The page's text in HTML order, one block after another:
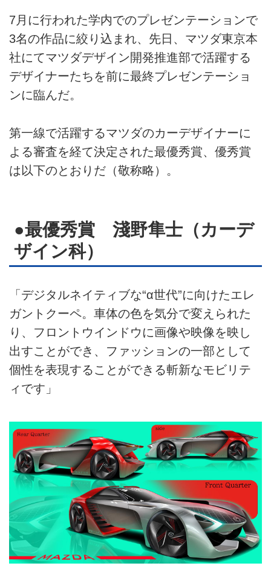
7月に行われた学内でのプレゼンテーションで
3名の作品に絞り込まれ、先日、マツダ東京本
社にてマツダデザイン開発推進部で活躍する
デザイナーたちを前に最終プレゼンテーショ
ンに臨んだ。
第一線で活躍するマツダのカーデザイナーに
よる審査を経て決定された最優秀賞、優秀賞
は以下のとおりだ（敬称略）。
●最優秀賞 淺野隼士（カーデ
ザイン科）
「デジタルネイティブな“α世代”に向けたエレ
ガントクーペ。車体の色を気分で変えられた
り、フロントウインドウに画像や映像を映し
出すことができ、ファッションの一部として
個性を表現することができる斬新なモビリテ
ィです」